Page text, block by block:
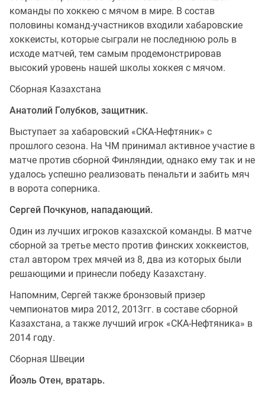
команды по хоккею с мячом в мире. В состав
половины команд-участников входили хабаровские
хоккеисты, которые сыграли не последнюю роль в
исходе матчей, тем самым продемонстрировав
высокий уровень нашей школы хоккея с мячом.
Сборная Казахстана
Анатолий Голубков, защитник.
Выступает за хабаровский «СКА-Нефтяник» с
прошлого сезона. На ЧМ принимал активное участие в
матче против сборной Финляндии, однако ему так и не
удалось успешно реализовать пенальти и забить мяч
в ворота соперника.
Сергей Почкунов, нападающий.
Один из лучших игроков казахской команды. В матче
сборной за третье место против финских хоккеистов,
стал автором трех мячей из 8, два из которых были
решающими и принесли победу Казахстану.
Напомним, Сергей также бронзовый призер
чемпионатов мира 2012, 2013гг. в составе сборной
Казахстана, а также лучший игрок «СКА-Нефтяника» в
2014 году.
Сборная Швеции
Йоэль Отен, вратарь.